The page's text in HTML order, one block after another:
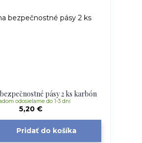
pásy 2 ks karbón
5,20 €
odosielame do 1-3 dní
Pridať do košíka